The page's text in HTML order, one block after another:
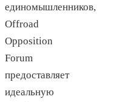
единомышленников,
Offroad
Opposition
Forum
предоставляет
идеальную